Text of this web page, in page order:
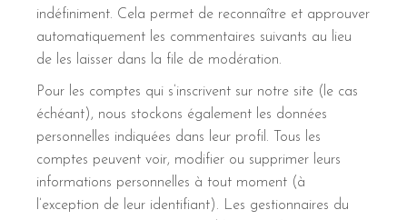
indéfiniment. Cela permet de reconnaître et approuver
automatiquement les commentaires suivants au lieu
de les laisser dans la file de modération.
Pour les comptes qui s’inscrivent sur notre site (le cas
échéant), nous stockons également les données
personnelles indiquées dans leur profil. Tous les
comptes peuvent voir, modifier ou supprimer leurs
informations personnelles à tout moment (à
l’exception de leur identifiant). Les gestionnaires du